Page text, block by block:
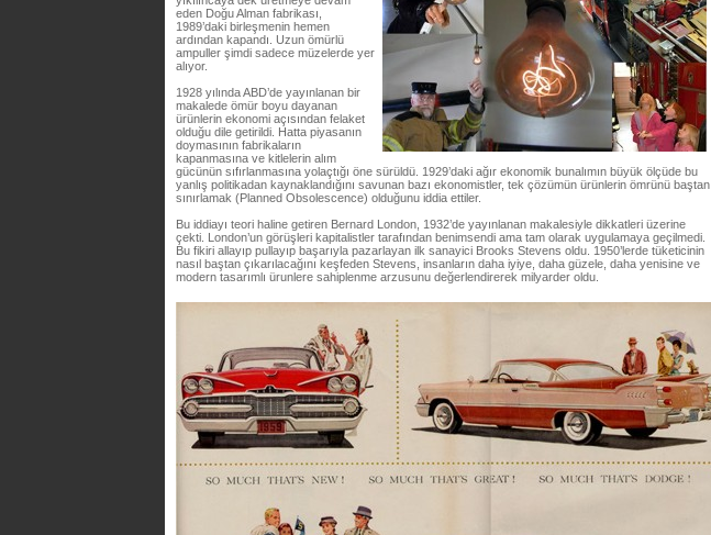
eden Doğu Alman fabrikası,
1989’daki birleşmenin hemen
ardından kapandı. Uzun ömürlü
ampuller şimdi sadece müzelerde yer
alıyor.
1928 yılında ABD’de yayınlanan bir
makalede ömür boyu dayanan
ürünlerin ekonomi açısından felaket
olduğu dile getirildi. Hatta piyasanın
doymasının fabrikaların
kapanmasına ve kitlelerin alım
gücünün sıfırlanmasına yolaçtığı öne sürüldü. 1929’daki ağır ekonomik bunalımın büyük ölçüde bu
yanlış politikadan kaynaklandığını savunan bazı ekonomistler, tek çözümün ürünlerin ömrünü baştan
sınırlamak (Planned Obsolescence) olduğunu iddia ettiler.
Bu iddiayı teori haline getiren Bernard London, 1932’de yayınlanan makalesiyle dikkatleri üzerine
çekti. London’un görüşleri kapitalistler tarafından benimsendi ama tam olarak uygulamaya geçilmedi.
Bu fikiri allayıp pullayıp başarıyla pazarlayan ilk sanayici Brooks Stevens oldu. 1950’lerde tüketicinin
nasıl baştan çıkarılacağını keşfeden Stevens, insanların daha iyiye, daha güzele, daha yenisine ve
modern tasarımlı ürunlere sahiplenme arzusunu değerlendirerek milyarder oldu.